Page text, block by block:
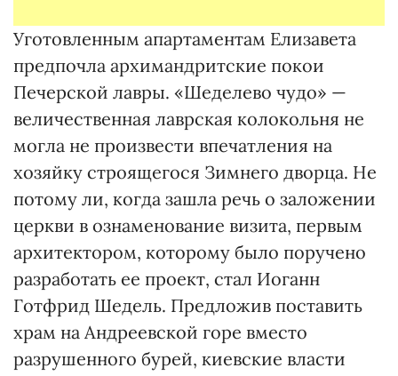
Уготовленным апартаментам Елизавета
предпочла архимандритские покои
Печерской лавры. «Шеделево чудо» —
величественная лаврская колокольня не
могла не произвести впечатления на
хозяйку строящегося Зимнего дворца. Не
потому ли, когда зашла речь о заложении
церкви в ознаменование визита, первым
архитектором, которому было поручено
разработать ее проект, стал Иоганн
Готфрид Шедель. Предложив поставить
храм на Андреевской горе вместо
разрушенного бурей, киевские власти